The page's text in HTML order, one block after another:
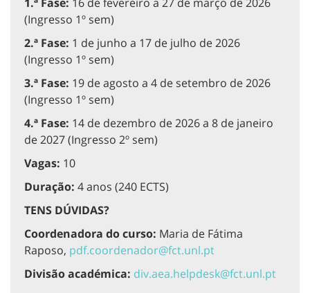
(Ingresso 1º sem)
2.ª Fase: 1 de junho a 17 de julho de 2026
(Ingresso 1º sem)
3.ª Fase: 19 de agosto a 4 de setembro de 2026
(Ingresso 1º sem)
4.ª Fase: 14 de dezembro de 2026 a 8 de janeiro
de 2027 (Ingresso 2º sem)
Vagas: 10
Duração: 4 anos (240 ECTS)
TENS DÚVIDAS?
Coordenadora do curso: Maria de Fátima
Raposo, pdf.coordenador@fct.unl.pt
Divisão académica: div.aea.helpdesk@fct.unl.pt